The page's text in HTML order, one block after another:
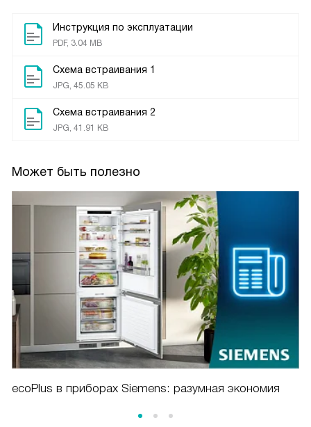
Инструкция по эксплуатации
PDF, 3.04 MB
Схема встраивания 1
JPG, 45.05 KB
Схема встраивания 2
JPG, 41.91 KB
Может быть полезно
ecoPlus в приборах Siemens: разумная экономия